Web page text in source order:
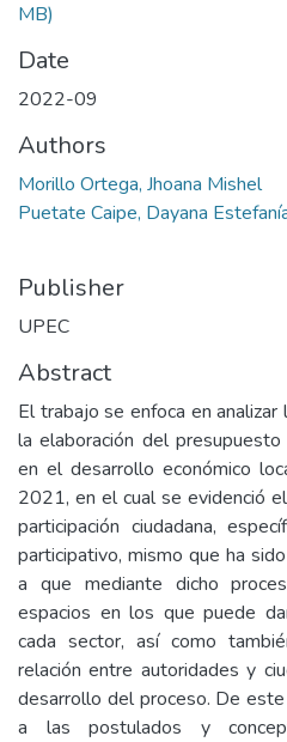
MB)
Date
2022-09
Authors
Morillo Ortega, Jhoana Mishel
Puetate Caipe, Dayana
Publisher
UPEC
Abstract
El trabajo se enfoca en analizar
la elaboración del
en el desarrollo económico
2021, en el cual se evidenció
participación ciudadana,
participativo, mismo que ha
a que mediante dicho
espacios en los que puede
cada sector, así como
relación entre autoridades y
desarrollo del proceso. De
a las postulados y